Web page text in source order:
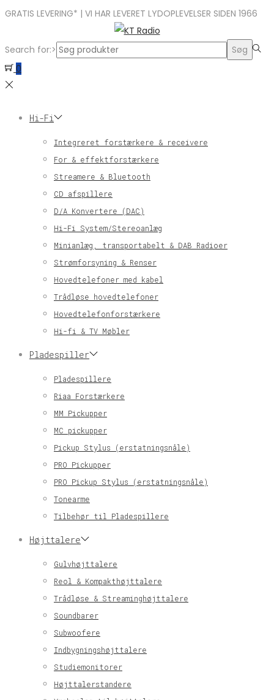
GRATIS LEVERING* | VI HAR LEVERET LYDOPLEVELSER SIDEN 1966
Search for:>
Søg
0
Hi-Fi
Integreret forstærkere & receivere
For & effektforstærkere
Streamere & Bluetooth
CD afspillere
D/A Konvertere (DAC)
Hi-Fi System/Stereoanlæg
Minianlæg, transportabelt & DAB Radioer
Strømforsyning & Renser
Hovedtelefoner med kabel
Trådløse hovedtelefoner
Hovedtelefonforstærkere
Hi-fi & TV Møbler
Pladespiller
Pladespillere
Riaa Forstærkere
MM Pickupper
MC pickupper
Pickup Stylus (erstatningsnåle)
PRO Pickupper
PRO Pickup Stylus (erstatningsnåle)
Tonearme
Tilbehør til Pladespillere
Højttalere
Gulvhøjttalere
Reol & Kompakthøjttalere
Trådløse & Streaminghøjttalere
Soundbarer
Subwoofere
Indbygningshøjttalere
Studiemonitorer
Højttalerstandere